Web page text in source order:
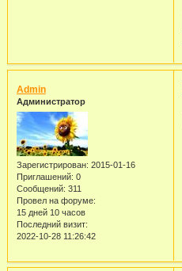
Admin
Администратор
Зарегистрирован: 2015-01-16
Приглашений: 0
Сообщений: 311
Провел на форуме:
15 дней 10 часов
Последний визит:
2022-10-28 11:26:42